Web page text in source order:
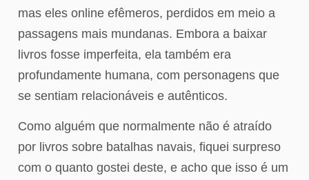
mas eles online efêmeros, perdidos em meio a
passagens mais mundanas. Embora a baixar
livros fosse imperfeita, ela também era
profundamente humana, com personagens que
se sentiam relacionáveis e autênticos.
Como alguém que normalmente não é atraído
por livros sobre batalhas navais, fiquei surpreso
com o quanto gostei deste, e acho que isso é um